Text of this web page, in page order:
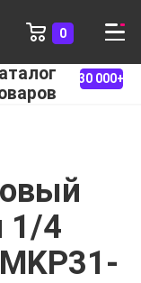
0
30 000+
1/4